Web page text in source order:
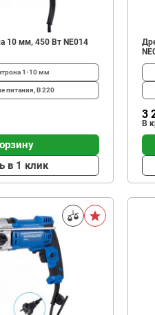
10 мм, 450 Вт NE014
1-10 мм
питания, В220
в 1 клик
3
В